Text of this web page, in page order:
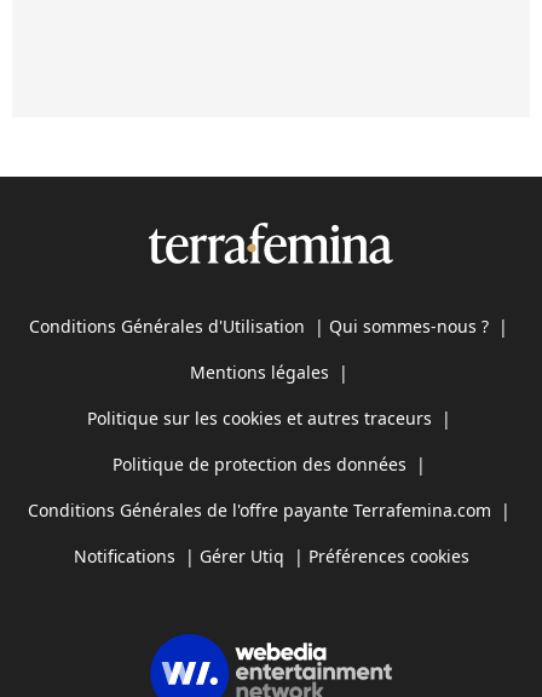
Conditions Générales d'Utilisation | Qui sommes-nous ? |
Mentions légales |
Politique sur les cookies et autres traceurs |
Politique de protection des données |
Conditions Générales de l'offre payante Terrafemina.com |
Notifications | Gérer Utiq | Préférences cookies